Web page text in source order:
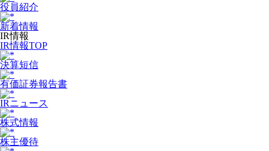
役員紹介
新着情報
IR情報
IR情報TOP
決算短信
有価証券報告書
IRニュース
株式情報
株主優待